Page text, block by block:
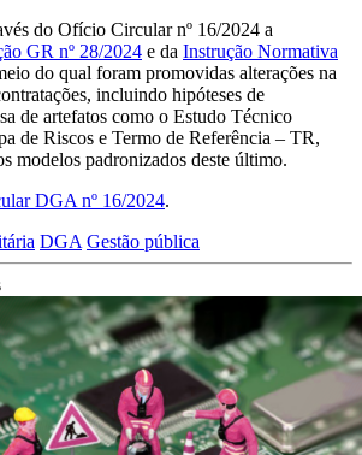
do Ofício Circular nº 16/2024 a
GR nº 28/2024 e da Instrução Normativa
do qual foram promovidas alterações na
incluindo hipóteses de
de artefatos como o Estudo Técnico
de Riscos e Termo de Referência – TR,
modelos padronizados deste último.
DGA nº 16/2024.
DGA Gestão pública